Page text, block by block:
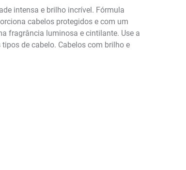
intensa e brilho incrível. Fórmula
cabelos protegidos e com um
fragrância luminosa e cintilante. Use a
de cabelo. Cabelos com brilho e